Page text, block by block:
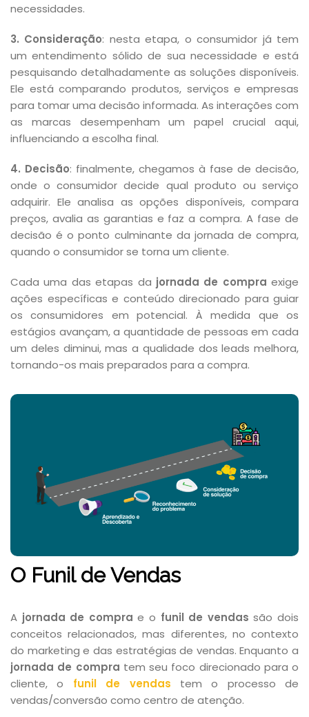
necessidades.
3. Consideração: nesta etapa, o consumidor já tem
um entendimento sólido de sua necessidade e está
pesquisando detalhadamente as soluções disponíveis.
Ele está comparando produtos, serviços e empresas
para tomar uma decisão informada. As interações com
as marcas desempenham um papel crucial aqui,
influenciando a escolha final.
4. Decisão: finalmente, chegamos à fase de decisão,
onde o consumidor decide qual produto ou serviço
adquirir. Ele analisa as opções disponíveis, compara
preços, avalia as garantias e faz a compra. A fase de
decisão é o ponto culminante da jornada de compra,
quando o consumidor se torna um cliente.
Cada uma das etapas da jornada de compra exige
ações específicas e conteúdo direcionado para guiar
os consumidores em potencial. À medida que os
estágios avançam, a quantidade de pessoas em cada
um deles diminui, mas a qualidade dos leads melhora,
tornando-os mais preparados para a compra.
O Funil de Vendas
A jornada de compra e o funil de vendas são dois
conceitos relacionados, mas diferentes, no contexto
do marketing e das estratégias de vendas. Enquanto a
jornada de compra tem seu foco direcionado para o
cliente, o funil de vendas tem o processo de
vendas/conversão como centro de atenção.